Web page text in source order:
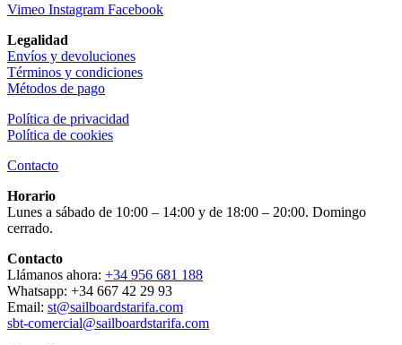
Vimeo Instagram Facebook
Legalidad
Envíos y devoluciones
Términos y condiciones
Métodos de pago
Política de privacidad
Política de cookies
Contacto
Horario
Lunes a sábado de 10:00 – 14:00 y de 18:00 – 20:00. Domingo
cerrado.
Contacto
Llámanos ahora: +34 956 681 188
Whatsapp: +34 667 42 29 93
Email: st@sailboardstarifa.com
sbt-comercial@sailboardstarifa.com